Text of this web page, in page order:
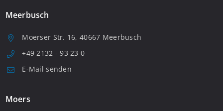
Meerbusch
Moerser Str. 16, 40667 Meerbusch
+49 2132 - 93 23 0
E-Mail senden
Moers